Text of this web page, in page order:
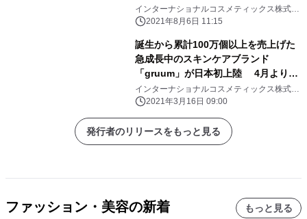
『ウェルネスシリーズ』9/1先行販売
開始
インターナショナルコスメティックス株式会
社 2021年8月6日 11:15
誕生から累計100万個以上を売上げた
急成長中のスキンケアブランド
「gruum」が日本初上陸 4月より
Loftにて新発売
インターナショナルコスメティックス株式会
社 2021年3月16日 09:00
発行者のリリースをもっと見る
ファッション・美容の新着 もっと見る